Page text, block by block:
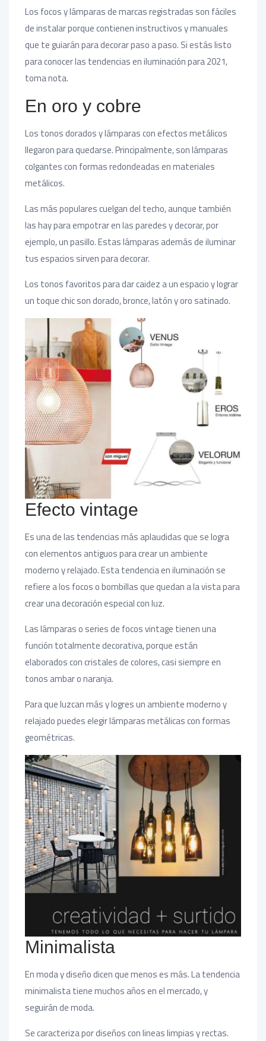
Los focos y lámparas de marcas registradas son fáciles
de instalar porque contienen instructivos y manuales
que te guiarán para decorar paso a paso. Si estás listo
para conocer las tendencias en iluminación para 2021,
toma nota.
En oro y cobre
Los tonos dorados y lámparas con efectos metálicos
llegaron para quedarse. Principalmente, son lámparas
colgantes con formas redondeadas en materiales
metálicos.
Las más populares cuelgan del techo, aunque también
las hay para empotrar en las paredes y decorar, por
ejemplo, un pasillo. Estas lámparas además de iluminar
tus espacios sirven para decorar.
Los tonos favoritos para dar caidez a un espacio y lograr
un toque chic son dorado, bronce, latón y oro satinado.
Efecto vintage
Es una de las tendencias más aplaudidas que se logra
con elementos antiguos para crear un ambiente
moderno y relajado. Esta tendencia en iluminación se
refiere a los focos o bombillas que quedan a la vista para
crear una decoración especial con luz.
Las lámparas o series de focos vintage tienen una
función totalmente decorativa, porque están
elaborados con cristales de colores, casi siempre en
tonos ambar o naranja.
Para que luzcan más y logres un ambiente moderno y
relajado puedes elegir lámparas metálicas con formas
geométricas.
Minimalista
En moda y diseño dicen que menos es más. La tendencia
minimalista tiene muchos años en el mercado, y
seguirán de moda.
Se caracteriza por diseños con lineas limpias y rectas.